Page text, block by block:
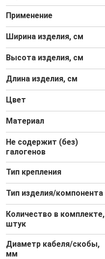
Применение
Ширина изделия, см
Высота изделия, см
Длина изделия, см
Цвет
Материал
Не содержит (без)
галогенов
Тип крепления
Тип изделия/компонента
Количество в комплекте,
штук
Диаметр кабеля/скобы,
мм